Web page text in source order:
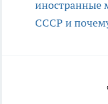
иностранные
СССР и